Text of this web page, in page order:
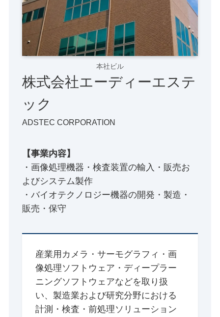
本社ビル
株式会社エーディーエステ
ック
ADSTEC CORPORATION
【事業内容】
・画像処理機器・検査装置の輸入・販売お
よびシステム製作
・バイオテクノロジー機器の開発・製造・
販売・保守
産業用カメラ・サーモグラフィ・画
像処理ソフトウェア・ディープラー
ニングソフトウェアなどを取り扱
い、製造業および研究分野における
計測・検査・前処理ソリューション